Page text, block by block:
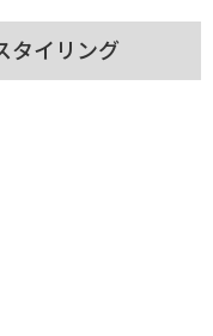
タイリング